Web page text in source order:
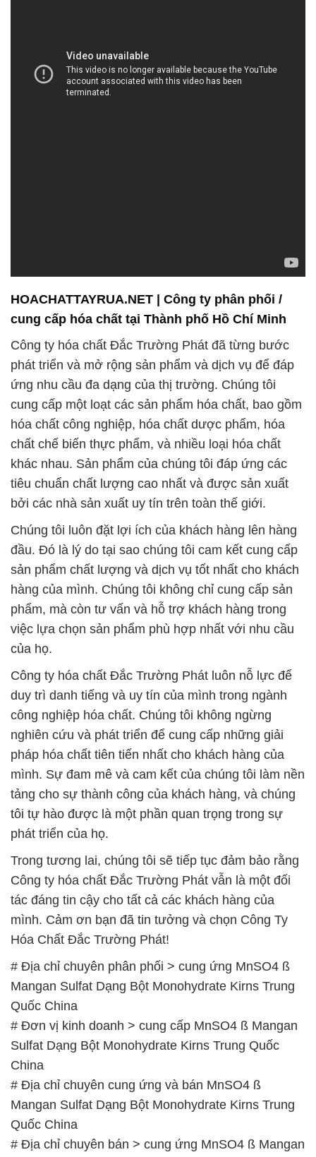
tiêu chuẩn chất lượng cao nhất và được sản xuất
bởi các nhà sản xuất uy tín trên toàn thế giới.
Chúng tôi luôn đặt lợi ích của khách hàng lên hàng
duy trì danh tiếng và uy tín của mình trong ngành
nghiên cứu và phát triển để cung cấp những giải
pháp hóa chất tiên tiến nhất cho khách hàng của
mình. Sự đam mê và cam kết của chúng tôi làm nền
tảng cho sự thành công của khách hàng, và chúng
tôi tự hào được là một phần quan trọng trong sự
phát triển của họ.
Trong tương lai, chúng tôi sẽ tiếp tục đảm bảo rằng
Công ty hóa chất Đắc Trường Phát vẫn là một đối
tác đáng tin cậy cho tất cả các khách hàng của
mình. Cảm ơn bạn đã tin tưởng và chọn Công Ty
Hóa Chất Đắc Trường Phát!
# Địa chỉ chuyên phân phối > cung ứng MnSO4 ß
Mangan Sulfat Dạng Bột Monohydrate Kirns Trung
Quốc China
# Đơn vị kinh doanh > cung cấp MnSO4 ß Mangan
Sulfat Dạng Bột Monohydrate Kirns Trung Quốc
China
# Địa chỉ chuyên cung ứng và bán MnSO4 ß
Mangan Sulfat Dạng Bột Monohydrate Kirns Trung
Quốc China
# Địa chỉ chuyên bán > cung ứng MnSO4 ß Mangan
Sulfat Dạng Bột Monohydrate Kirns Trung Quốc
China
# Phân phối § bán MnSO4 ß Mangan Sulfat Dạng
Bột Monohydrate Kirns Trung Quốc China
# Kinh doanh Σ phân phối MnSO4 ß Mangan Sulfat
Dạng Bột Monohydrate Kirns Trung Quốc China
Mangan Sulfat Dạng Bột Monohydrate Kirns Trung
Quốc China
# Cty phân phối © kinh doanh MnSO4 ß Mangan
Sulfat Dạng Bột Monohydrate Kirns Trung Quốc
China
# Nơi chuyên phân phối Ω cung ứng MnSO4 ß
Mangan Sulfat Dạng Bột Monohydrate Kirns Trung
Quốc China
# Cty cung ứng – phân phối MnSO4 ß Mangan
Sulfat Dạng Bột Monohydrate Kirns Trung Quốc
China
# Địa chỉ cung cấp ¯ thương mại MnSO4 ß Mangan
Sulfat Dạng Bột Monohydrate Kirns Trung Quốc
China